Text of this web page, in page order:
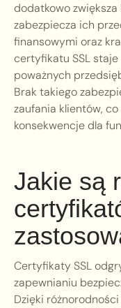
dodatkowo
zabezpiecza ich
finansowymi oraz
certyfikatu SSL
poważnych
Brak takiego
zaufania klientów,
konsekwencje dla
Jakie są
Certyfikaty SSL
zapewnianiu
Dzięki